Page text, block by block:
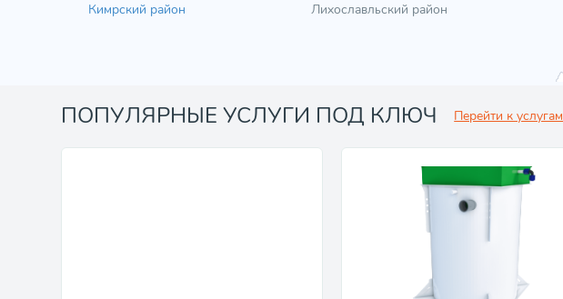
Кимрский район
Лихославльский район
ПОПУЛЯРНЫЕ УСЛУГИ ПОД КЛЮЧ Перейти к услугам